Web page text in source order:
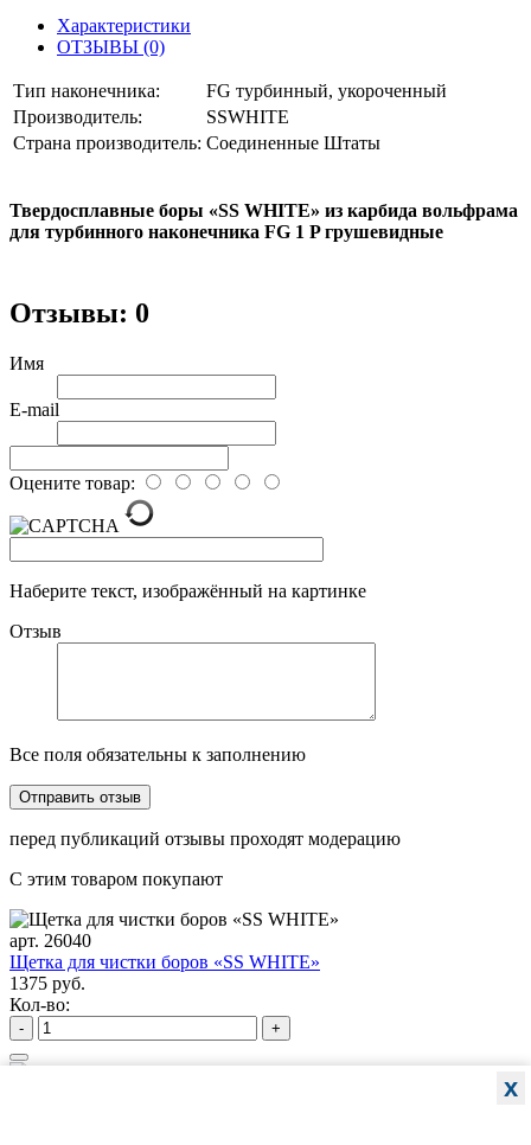
Характеристики
ОТЗЫВЫ (0)
Тип наконечника:
FG турбинный, укороченный
Производитель:
SSWHITE
Страна производитель: Соединенные Штаты
Твердосплавные боры «SS WHITE» из карбида вольфрама
для турбинного наконечника FG 1 P грушевидные
Отзывы: 0
Имя
E-mail
Оцените товар:
Наберите текст, изображённый на картинке
Отзыв
Все поля обязательны к заполнению
перед публикаций отзывы проходят модерацию
С этим товаром покупают
арт. 26040
Щетка для чистки боров «SS WHITE»
1375 руб.
Кол-во:
- +
x